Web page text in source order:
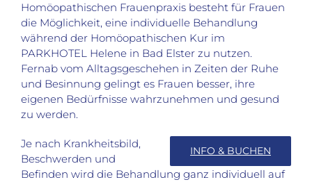
Homöopathischen Frauenpraxis besteht für Frauen
die Möglichkeit, eine individuelle Behandlung
während der Homöopathischen Kur im
PARKHOTEL Helene in Bad Elster zu nutzen.
Fernab vom Alltagsgeschehen in Zeiten der Ruhe
und Besinnung gelingt es Frauen besser, ihre
eigenen Bedürfnisse wahrzunehmen und gesund
zu werden.
INFO & BUCHEN
Je nach Krankheitsbild,
Beschwerden und
Befinden wird die Behandlung ganz individuell auf